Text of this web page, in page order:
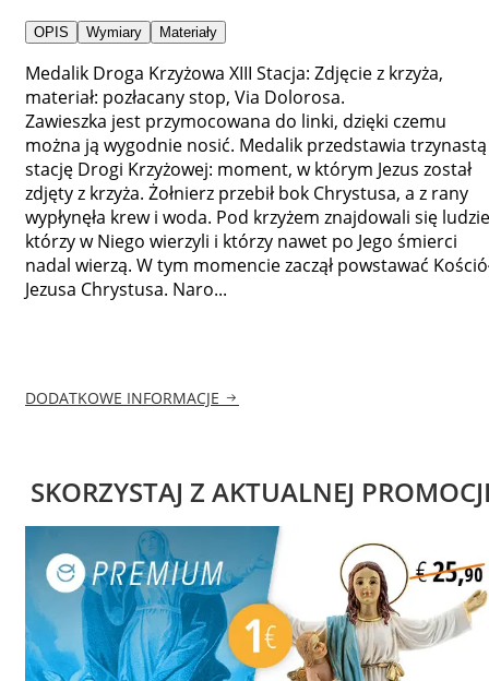
OPIS Wymiary Materiały
Medalik Droga Krzyżowa XIII Stacja: Zdjęcie z krzyża,
materiał: pozłacany stop, Via Dolorosa.
Zawieszka jest przymocowana do linki, dzięki czemu
można ją wygodnie nosić. Medalik przedstawia trzynastą
stację Drogi Krzyżowej: moment, w którym Jezus został
zdjęty z krzyża. Żołnierz przebił bok Chrystusa, a z rany
wypłynęła krew i woda. Pod krzyżem znajdowali się
którzy w Niego wierzyli i którzy nawet po Jego śmierci
nadal wierzą. W tym momencie zaczął powstawać
Jezusa Chrystusa. Naro...
DODATKOWE INFORMACJE
SKORZYSTAJ Z AKTUALNEJ